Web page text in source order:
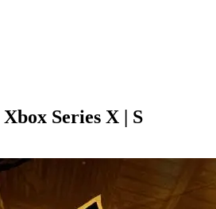
Series X | S